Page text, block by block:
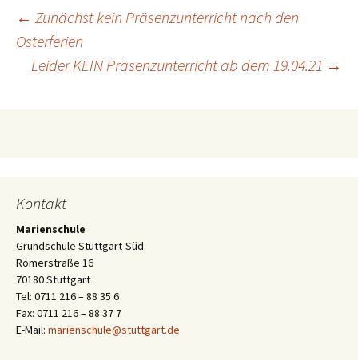
Beitragsnavigation
← Zunächst kein Präsenzunterricht nach den
Osterferien
Leider KEIN Präsenzunterricht ab dem 19.04.21 →
Kontakt
Marienschule
Grundschule Stuttgart-Süd
Römerstraße 16
70180 Stuttgart
Tel: 0711 216 – 88 35 6
Fax: 0711 216 – 88 37 7
E-Mail: marienschule@stuttgart.de